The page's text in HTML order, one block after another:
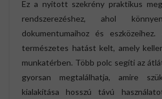
Ez a nyitott szekrény praktikus
rendszerezéshez, ahol
dokumentumaihoz és
természetes hatást kelt, amely
munkatérben. Több polc segíti az
gyorsan megtalálhatja, amire
kialakítása hosszú távú